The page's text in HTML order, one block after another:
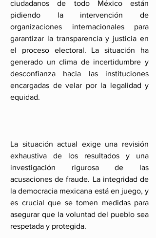
ciudadanos de todo México están
pidiendo la intervención de
organizaciones internacionales para
garantizar la transparencia y justicia en
el proceso electoral. La situación ha
generado un clima de incertidumbre y
desconfianza hacia las instituciones
encargadas de velar por la legalidad y
equidad.
La situación actual exige una revisión
exhaustiva de los resultados y una
investigación rigurosa de las
acusaciones de fraude. La integridad de
la democracia mexicana está en juego, y
es crucial que se tomen medidas para
asegurar que la voluntad del pueblo sea
respetada y protegida.